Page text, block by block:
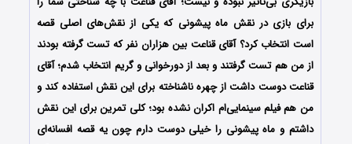
برای بازی در نقش ماه پیشونی که یکی از نقش‌های اصلی قصه
است انتخاب کرد؟ آقای قناعت بین هزاران نفر که تست گرفته بودند
از من هم تست گرفتند و بعد از دورخوانی و گریم انتخاب شدم؛ آقای
قناعت دوست داشت از چهره ناشناخته برای این نقش استفاده کند و
من هم فیلم سینمایی‌ام اکران نشده بود؛ کلی تمرین برای این نقش
داشتم و ماه پیشونی را خیلی دوست دارم چون یه قصه افسانه‌ای